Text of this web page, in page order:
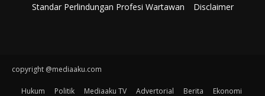
Standar Perlindungan Profesi Wartawan
Disclaimer
copyright @mediaaku.com
Hukum Politik Mediaaku TV Advertorial Berita
Ekonomi